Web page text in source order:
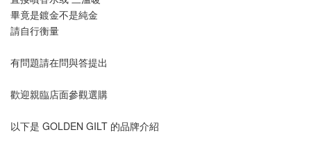
畢竟是鍍金不是純金
請自行衡量
有問題請在問與答提出
歡迎親臨店面參觀選購
以下是 GOLDEN GILT 的品牌介紹